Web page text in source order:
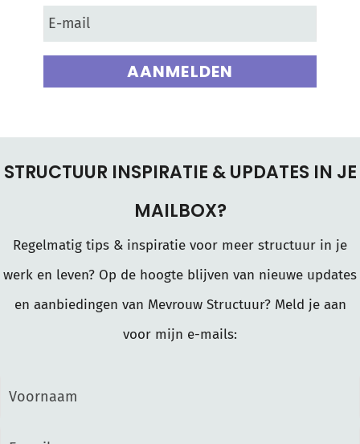
AANMELDEN
STRUCTUUR INSPIRATIE & UPDATES IN JE
MAILBOX?
Regelmatig tips & inspiratie voor meer structuur in je
werk en leven? Op de hoogte blijven van nieuwe updates
en aanbiedingen van Mevrouw Structuur? Meld je aan
voor mijn e-mails: